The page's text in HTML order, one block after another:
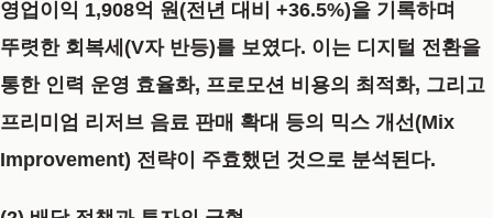
영업이익 1,908억 원(전년 대비 +36.5%)을 기록하며
뚜렷한 회복세(V자 반등)를 보였다. 이는 디지털 전환을
통한 인력 운영 효율화, 프로모션 비용의 최적화, 그리고
프리미엄 리저브 음료 판매 확대 등의 믹스 개선(Mix
Improvement) 전략이 주효했던 것으로 분석된다.